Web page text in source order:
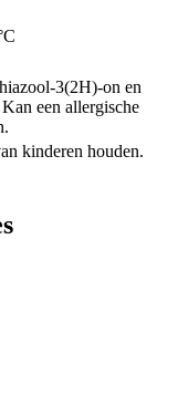
3(2H)-on en
een allergische
kinderen houden.